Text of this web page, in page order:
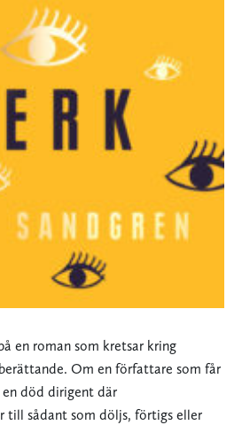
en roman som kretsar kring
Om en författare som får
död dirigent där
till sådant som döljs, förtigs eller